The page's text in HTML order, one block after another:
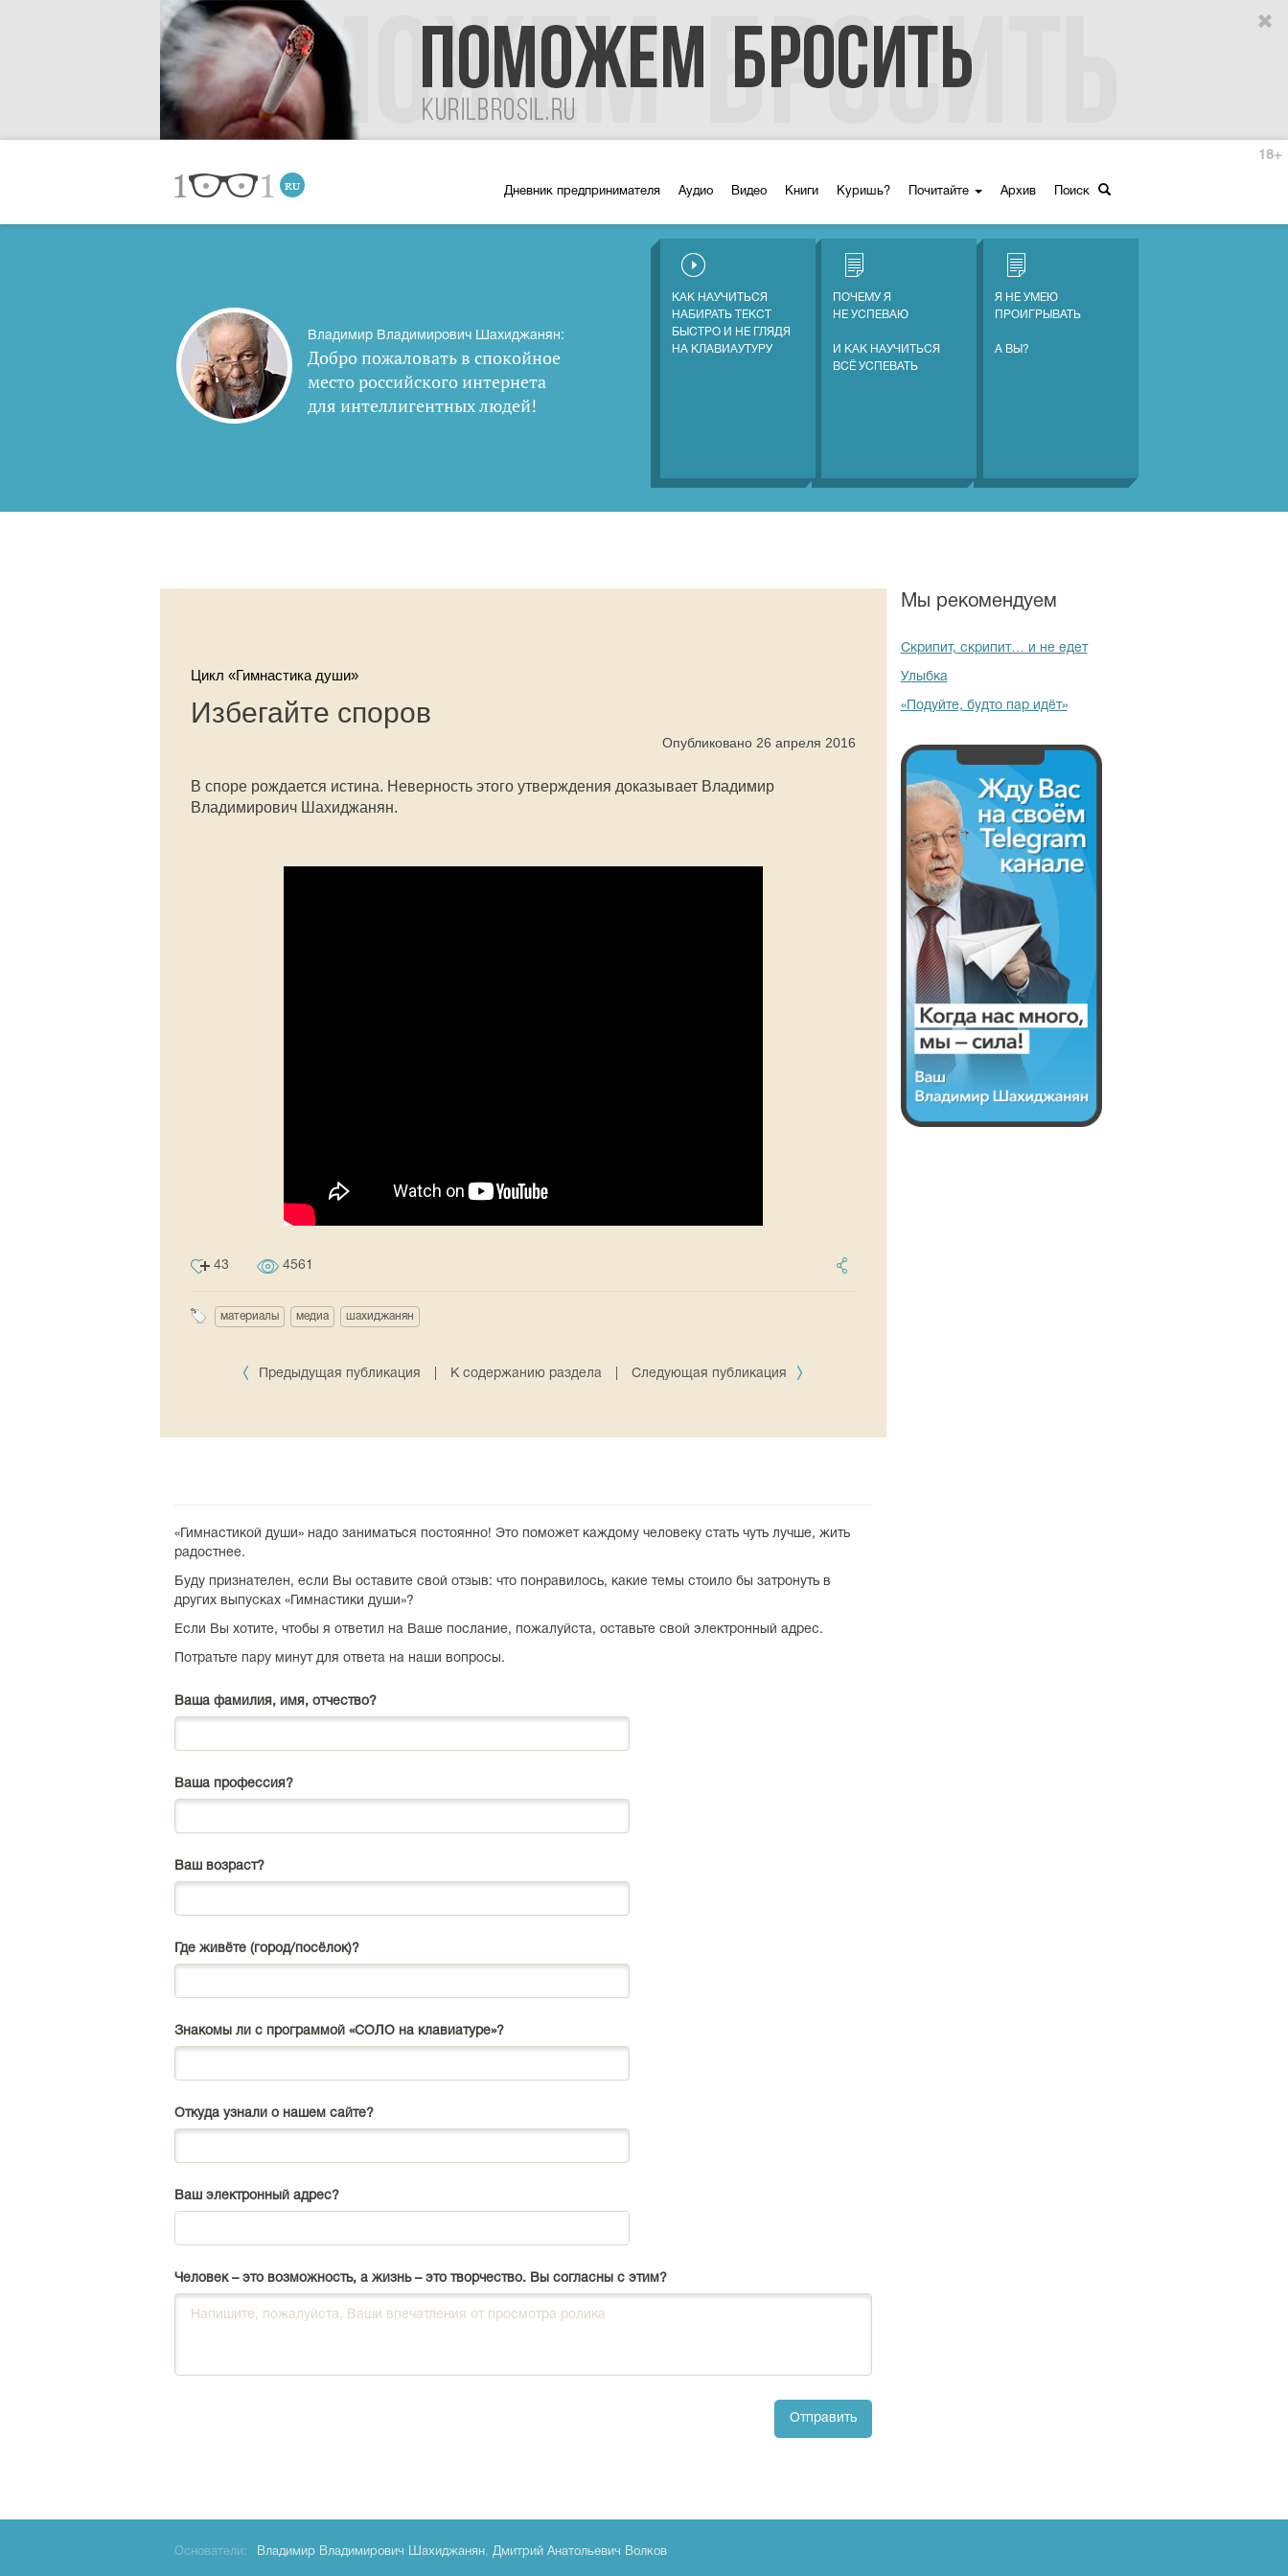
Дневник предпринимателя Аудио Видео Книги Куришь? Почитайте Архив Поиск
18+
Владимир Владимирович Шахиджанян:
Добро пожаловать в спокойное
место российского интернета
для интеллигентных людей!
КАК НАУЧИТЬСЯ
НАБИРАТЬ ТЕКСТ
БЫСТРО И НЕ ГЛЯДЯ
НА КЛАВИАУТУРУ
ПОЧЕМУ Я
НЕ УСПЕВАЮ
И КАК НАУЧИТЬСЯ
ВСЁ УСПЕВАТЬ
Я НЕ УМЕЮ
ПРОИГРЫВАТЬ
А ВЫ?
Цикл «Гимнастика души»
Избегайте споров
Опубликовано 26 апреля 2016
В споре рождается истина. Неверность этого утверждения доказывает Владимир
Владимирович Шахиджанян.
43 4561
материалы медиа шахиджанян
Предыдущая публикация К содержанию раздела Следующая публикация
Мы рекомендуем
Скрипит, скрипит… и не едет
Улыбка
«Подуйте, будто пар идёт»
«Гимнастикой души» надо заниматься постоянно! Это поможет каждому человеку стать чуть лучше, жить
радостнее.
Буду признателен, если Вы оставите свой отзыв: что понравилось, какие темы стоило бы затронуть в
других выпусках «Гимнастики души»?
Если Вы хотите, чтобы я ответил на Ваше послание, пожалуйста, оставьте свой электронный адрес.
Потратьте пару минут для ответа на наши вопросы.
Ваша фамилия, имя, отчество?
Ваша профессия?
Ваш возраст?
Где живёте (город/посёлок)?
Знакомы ли с программой «СОЛО на клавиатуре»?
Откуда узнали о нашем сайте?
Ваш электронный адрес?
Человек – это возможность, а жизнь – это творчество. Вы согласны с этим?
Отправить
Основатели: Владимир Владимирович Шахиджанян, Дмитрий Анатольевич Волков